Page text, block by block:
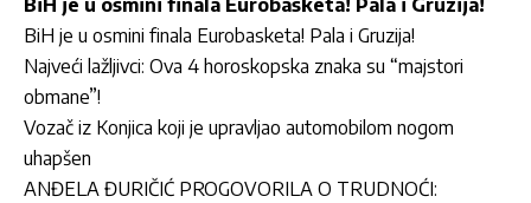
BiH je u osmini finala Eurobasketa! Pala i Gruzija!
BiH je u osmini finala Eurobasketa! Pala i Gruzija!
Najveći lažljivci: Ova 4 horoskopska znaka su “majstori
obmane”!
Vozač iz Konjica koji je upravljao automobilom nogom
uhapšen
ANĐELA ĐURIČIĆ PROGOVORILA O TRUDNOĆI: